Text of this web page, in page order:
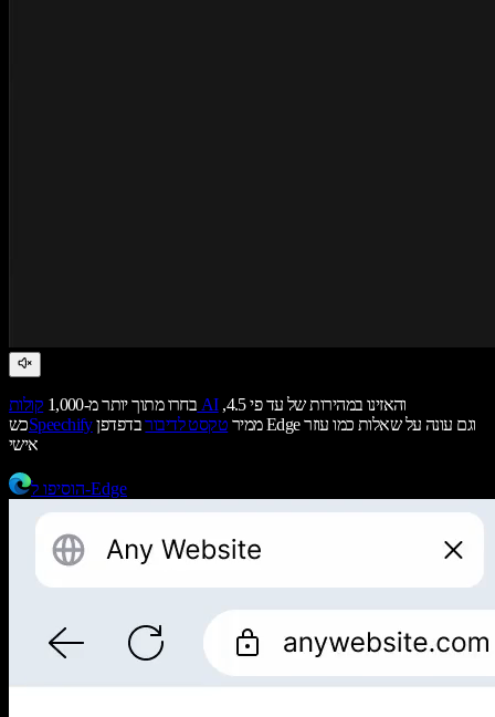
בחרו מתוך יותר מ-1,000 קולות AIוהאזינו במהירות של עד פי 4.5,
כשSpeechify ממיר טקסט לדיבורבדפדפן Edge וגם עונה על שאלות כמו עוזר
אישי
הוסיפו ל-Edge